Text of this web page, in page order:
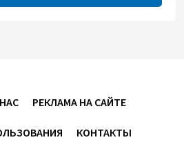
5 августа 2026
РЕКЛАМА НА САЙТЕ
КОНТАКТЫ